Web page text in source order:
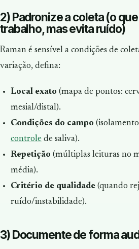
2) Padronize a coleta (o
trabalho, mas evita ruído)
Raman é sensível a condições de
variação, defina:
Local exato (mapa de pontos:
mesial/distal).
Condições do campo
controlede saliva).
Repetição (múltiplas leituras no
média).
Critério de qualidade(quando
ruído/instabilidade).
3) Documente de forma